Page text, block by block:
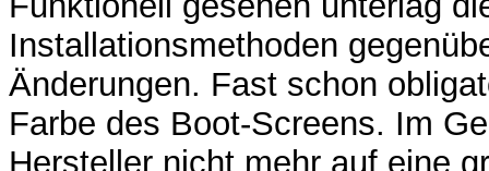
Installationsmethoden
Änderungen. Fast schon
Farbe des Boot-Screens. Im
Hersteller nicht mehr auf eine